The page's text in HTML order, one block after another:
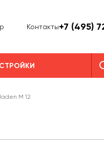
Контакты+7 (495)
M 12